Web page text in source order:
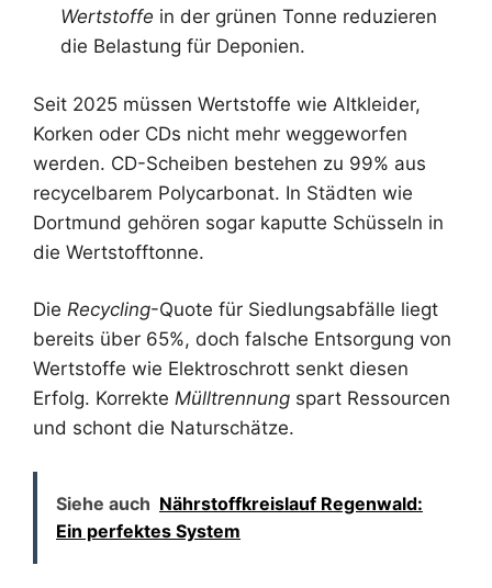
Wertstoffe in der grünen Tonne reduzieren
die Belastung für Deponien.
Seit 2025 müssen Wertstoffe wie Altkleider,
Korken oder CDs nicht mehr weggeworfen
werden. CD-Scheiben bestehen zu 99% aus
recycelbarem Polycarbonat. In Städten wie
Dortmund gehören sogar kaputte Schüsseln in
die Wertstofftonne.
Die Recycling-Quote für Siedlungsabfälle liegt
bereits über 65%, doch falsche Entsorgung von
Wertstoffe wie Elektroschrott senkt diesen
Erfolg. Korrekte Mülltrennung spart Ressourcen
und schont die Naturschätze.
Siehe auch Nährstoffkreislauf Regenwald:
Ein perfektes System